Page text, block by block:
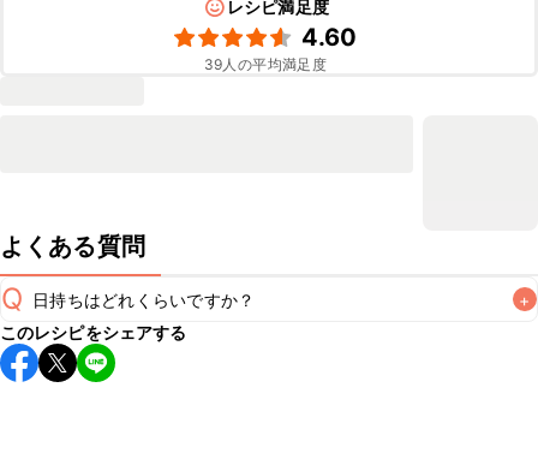
レシピ満足度
4.60
39人の平均満足度
よくある質問
Q 日持ちはどれくらいですか？ +
保存期間は冷蔵で当日中が目安です。なるべくお早めにお召
し上がりください。
このレシピをシェアする